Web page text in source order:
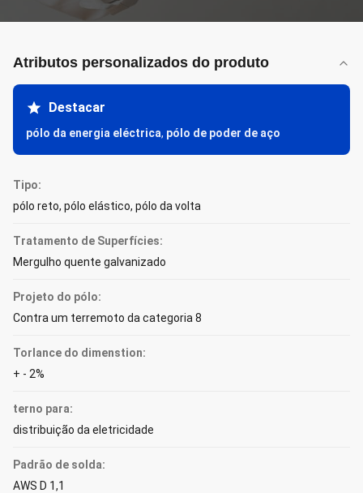
Atributos personalizados do produto
Destacar
pólo da energia eléctrica, pólo de poder de aço
Tipo:
pólo reto, pólo elástico, pólo da volta
Tratamento de Superfícies:
Mergulho quente galvanizado
Projeto do pólo:
Contra um terremoto da categoria 8
Torlance do dimenstion:
+ - 2%
terno para:
distribuição da eletricidade
Padrão de solda:
AWS D 1,1